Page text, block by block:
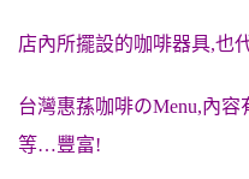
店內所擺設的咖啡器具,也
台灣惠蓀咖啡のMenu,內
等…豐富!